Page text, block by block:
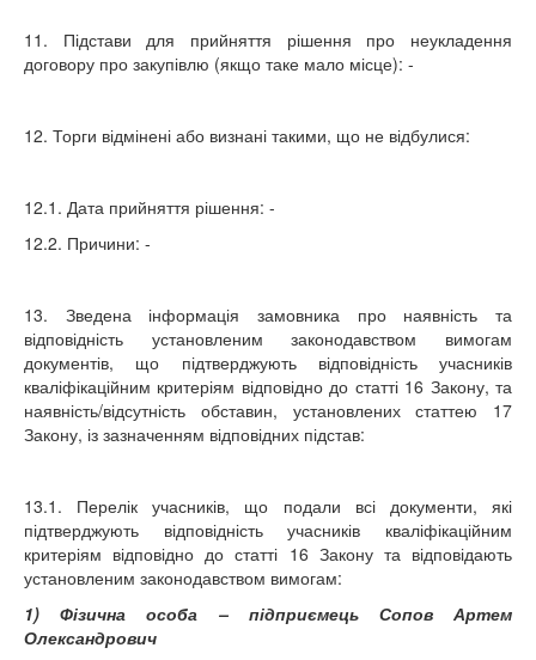
11. Підстави для прийняття рішення про неукладення
договору про закупівлю (якщо таке мало місце): -
12. Торги відмінені або визнані такими, що не відбулися:
12.1. Дата прийняття рішення: -
12.2. Причини: -
13. Зведена інформація замовника про наявність та
відповідність установленим законодавством вимогам
документів, що підтверджують відповідність учасників
кваліфікаційним критеріям відповідно до статті 16 Закону, та
наявність/відсутність обставин, установлених статтею 17
Закону, із зазначенням відповідних підстав:
13.1. Перелік учасників, що подали всі документи, які
підтверджують відповідність учасників кваліфікаційним
критеріям відповідно до статті 16 Закону та відповідають
установленим законодавством вимогам:
1) Фізична особа – підприємець Сопов Артем
Олександрович